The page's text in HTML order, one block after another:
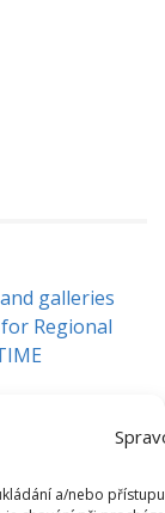
a/nebo
galleries
Regional